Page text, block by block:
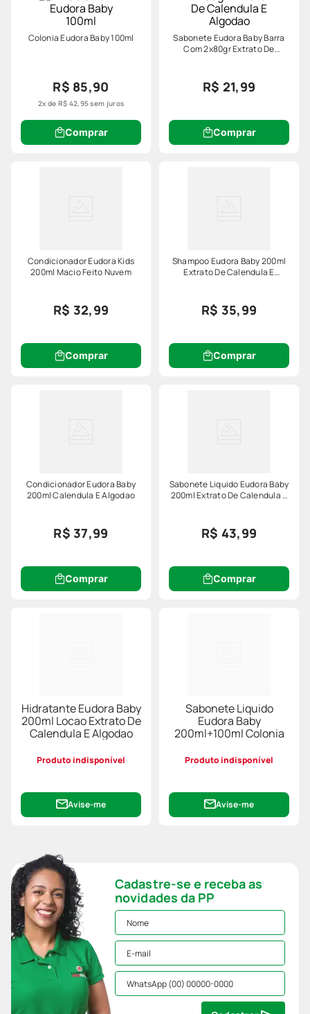
Colonia Eudora Baby 100ml
R$ 85,90
2x de R$ 42,95sem juros
Comprar
Sabonete Eudora Baby Barra
Com 2x80gr Extrato De
R$ 21,99
Comprar
Condicionador Eudora Kids
200ml Macio Feito Nuvem
R$ 32,99
Comprar
Shampoo Eudora Baby 200ml
Extrato De Calendula E
R$ 35,99
Comprar
Condicionador Eudora Baby
200ml Calendula E Algodao
R$ 37,99
Comprar
Sabonete Liquido Eudora Baby
200ml Extrato De Calendula E
R$ 43,99
Comprar
Hidratante Eudora Baby
200ml Locao Extrato De
Calendula E Algodao
Produto indisponível
Avise-me
Sabonete Liquido
Eudora Baby
200ml+100ml Colonia
Produto indisponível
Avise-me
Cadastre-se e receba as
novidades da PP